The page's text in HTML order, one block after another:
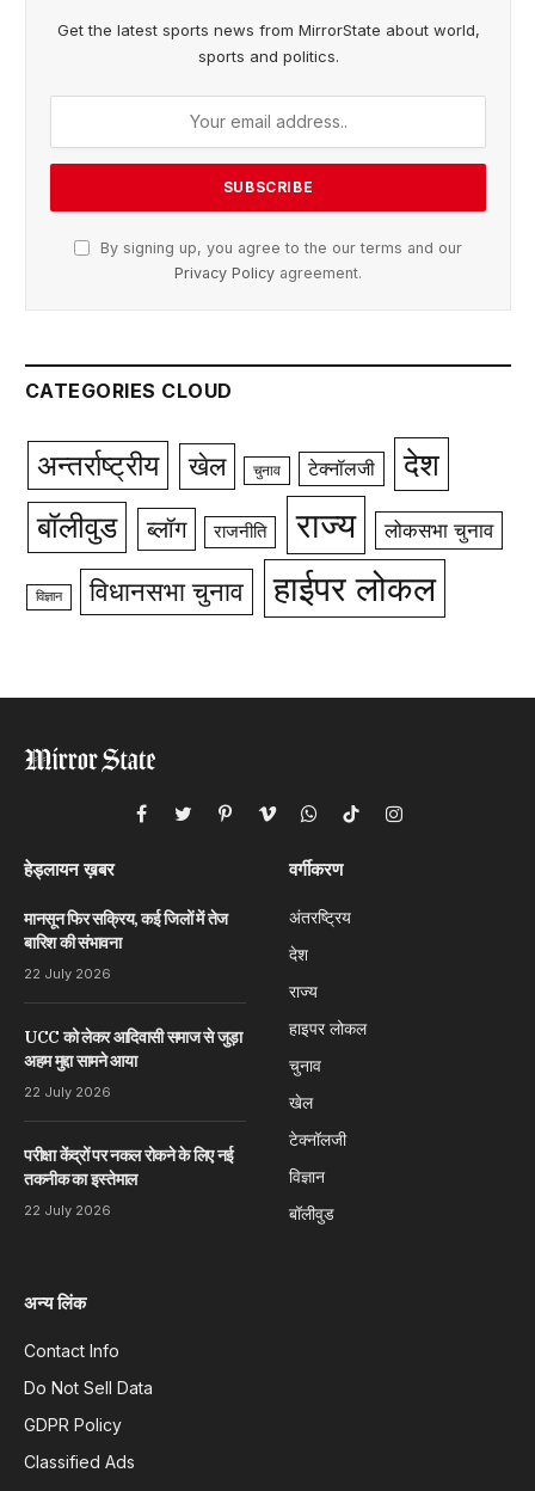
Get the latest sports news from MirrorState about world,
sports and politics.
By signing up, you agree to the our terms and our
Privacy Policy agreement.
CATEGORIES CLOUD
अन्तर्राष्ट्रीय खेल चुनाव टेक्नॉलजी देश
बॉलीवुड ब्लॉग राजनीति राज्य लोकसभा चुनाव
विज्ञान विधानसभा चुनाव हाईपर लोकल
Facebook
TwitterPinterestVimeoWhatsApp
TikTokInstagram
हेड्लायन ख़बर
मानसून फिर सक्रिय, कई जिलों में तेज
बारिश की संभावना
22 July 2026
UCC को लेकर आदिवासी समाज से जुड़ा
अहम मुद्दा सामने आया
22 July 2026
परीक्षा केंद्रों पर नकल रोकने के लिए नई
तकनीक का इस्तेमाल
22 July 2026
वर्गीकरण
अंतरष्ट्रिय
देश
राज्य
हाइपर लोकल
चुनाव
खेल
टेक्नॉलजी
विज्ञान
बॉलीवुड
अन्य लिंक
Contact Info
Do Not Sell Data
GDPR Policy
Classified Ads